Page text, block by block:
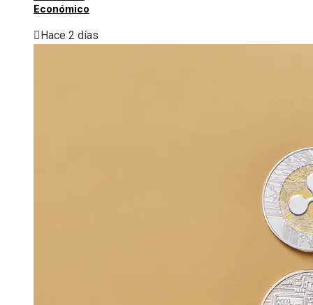
Económico
Hace 2 días